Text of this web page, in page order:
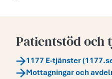
Patientstöd och
1177 E-tjänster
Mottagningar och